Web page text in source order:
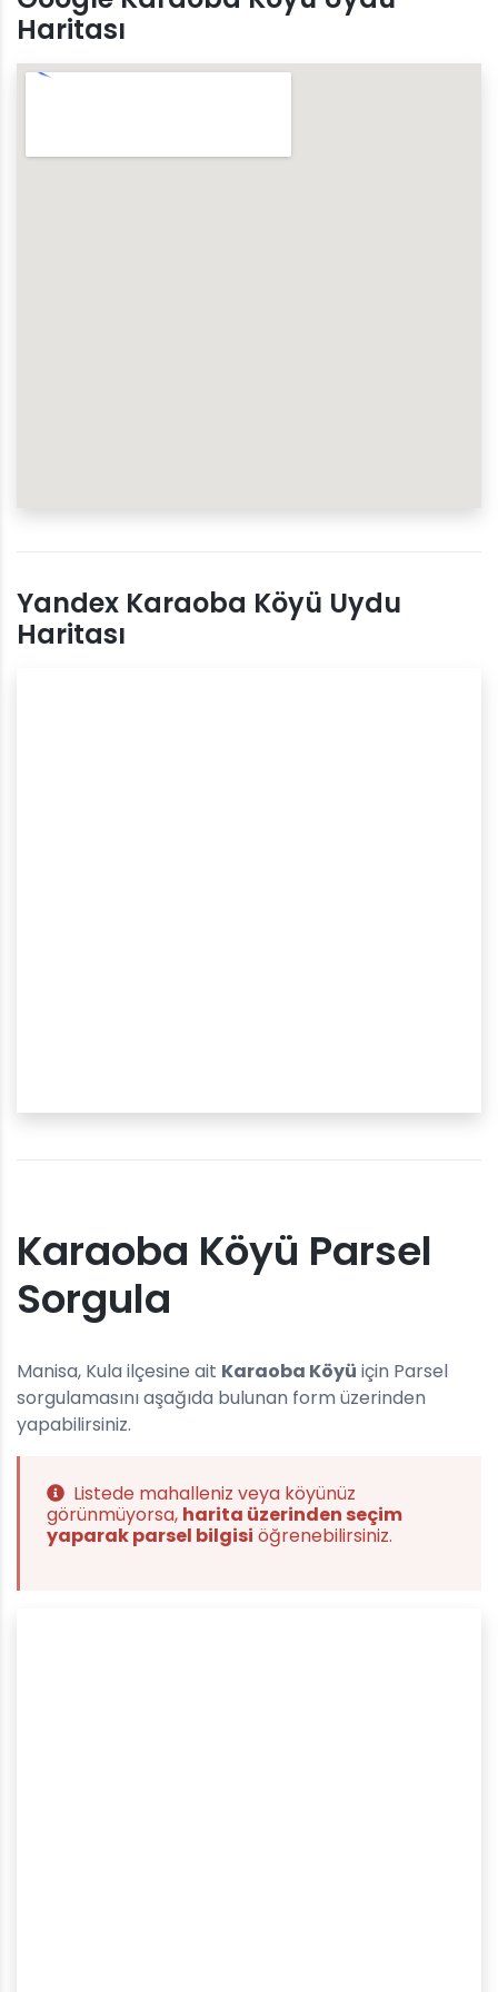
Haritası
Yandex Karaoba Köyü Uydu
Haritası
Karaoba Köyü Parsel
Sorgula
Manisa, Kula ilçesine ait Karaoba Köyü için Parsel
sorgulamasını aşağıda bulunan form üzerinden
yapabilirsiniz.
Listede mahalleniz veya köyünüz
görünmüyorsa, harita üzerinden seçim
yaparak parsel bilgisi öğrenebilirsiniz.